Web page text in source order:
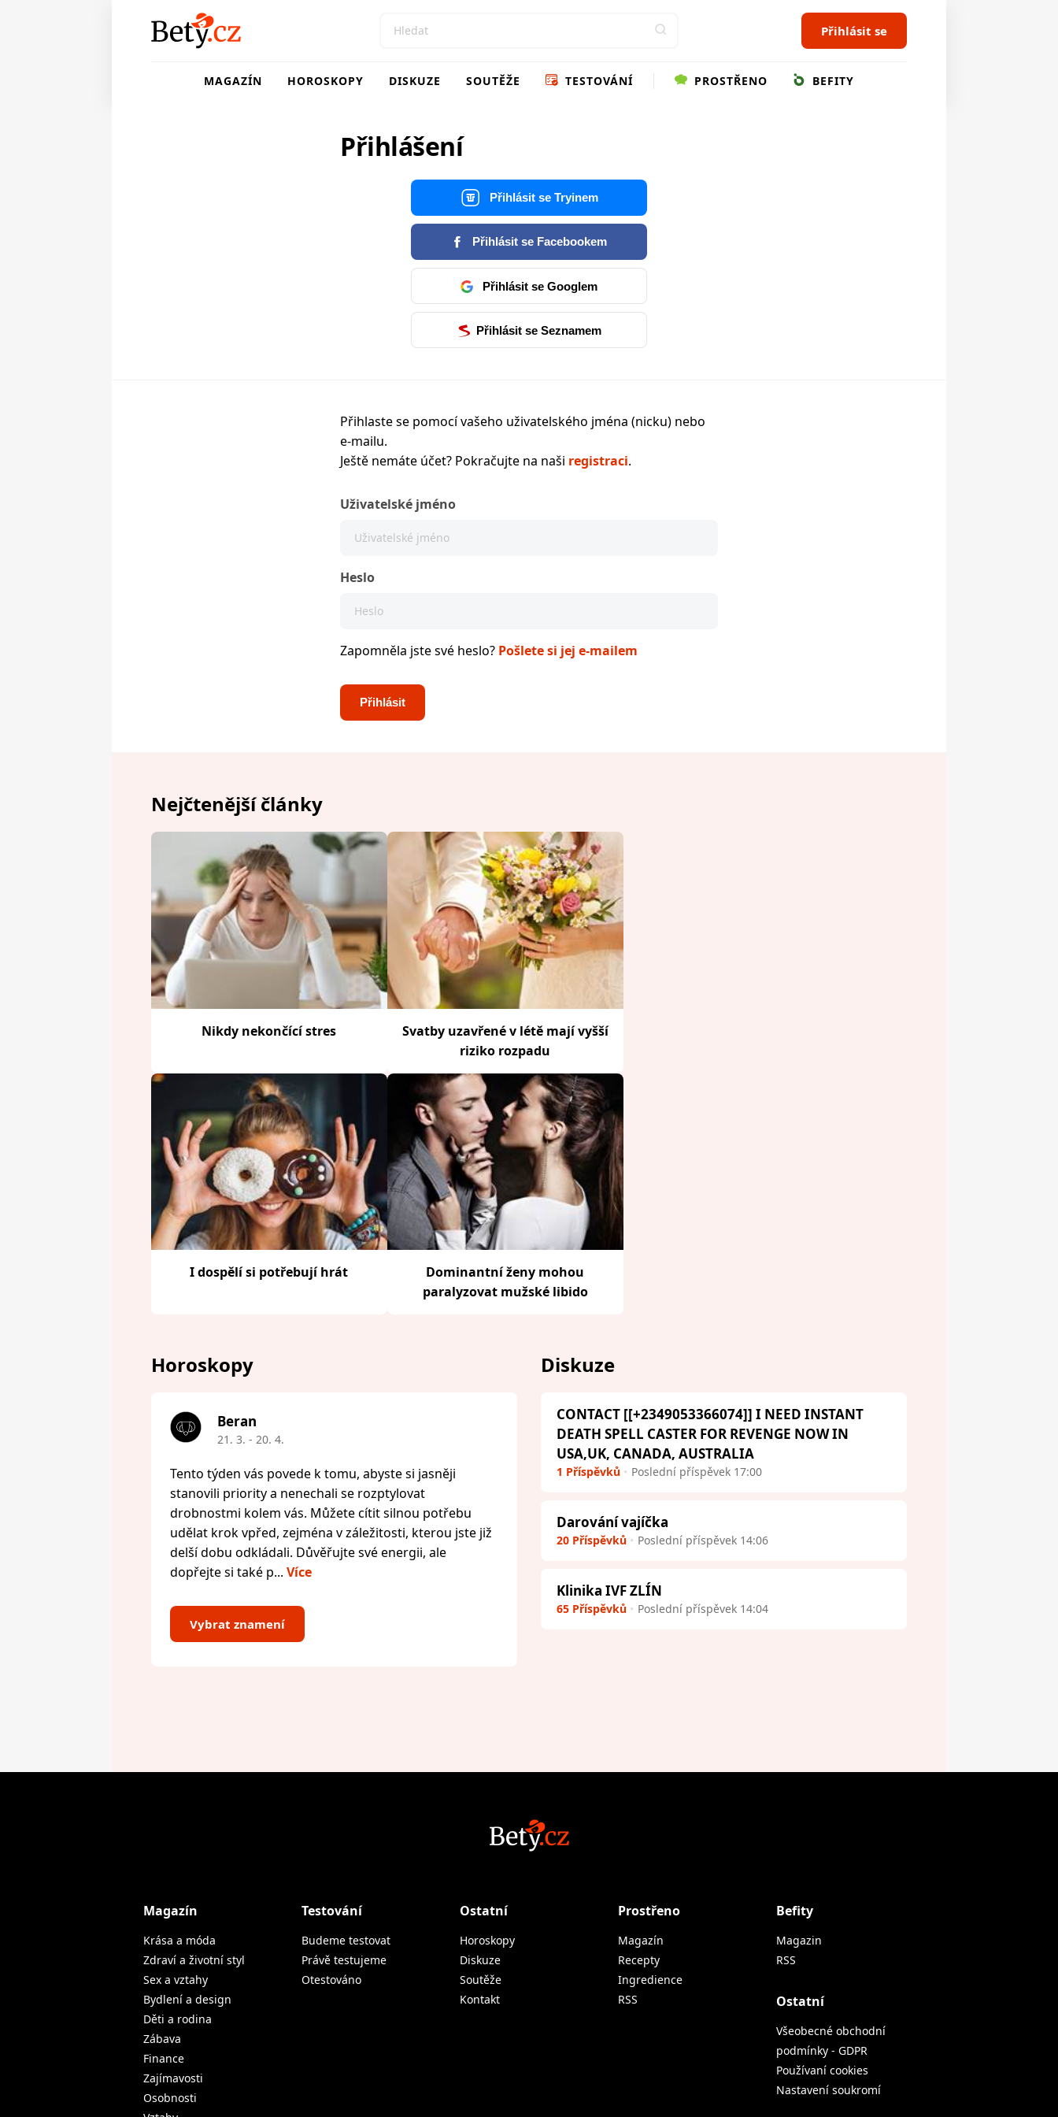
Přihlásit se
MAGAZÍN HOROSKOPY DISKUZE SOUTĚŽE TESTOVÁNÍ PROSTŘENO BEFITY
Přihlášení
Přihlásit se Tryinem
Přihlásit se Facebookem
Přihlásit se Googlem
Přihlásit se Seznamem
Přihlaste se pomocí vašeho uživatelského jména (nicku) nebo
e-mailu.
Ještě nemáte účet? Pokračujte na naši registraci.
Uživatelské jméno
Heslo
Zapomněla jste své heslo? Pošlete si jej e-mailem
Nejčtenější články
Nikdy nekončící stres
Svatby uzavřené v létě mají vyšší
riziko rozpadu
I dospělí si potřebují hrát
Dominantní ženy mohou
paralyzovat mužské libido
Horoskopy
Beran
21. 3. - 20. 4.
Tento týden vás povede k tomu, abyste si jasněji
stanovili priority a nenechali se rozptylovat
drobnostmi kolem vás. Můžete cítit silnou potřebu
udělat krok vpřed, zejména v záležitosti, kterou jste již
delší dobu odkládali. Důvěřujte své energii, ale
dopřejte si také p... Více
Vybrat znamení
Diskuze
CONTACT [[+2349053366074]] I NEED INSTANT
DEATH SPELL CASTER FOR REVENGE NOW IN
USA,UK, CANADA, AUSTRALIA
1 Příspěvků Poslední příspěvek 17:00
Darování vajíčka
20 Příspěvků Poslední příspěvek 14:06
Klinika IVF ZLÍN
65 Příspěvků Poslední příspěvek 14:04
Magazín
Krása a móda
Zdraví a životní styl
Sex a vztahy
Bydlení a design
Děti a rodina
Zábava
Finance
Zajímavosti
Osobnosti
Testování
Budeme testovat
Právě testujeme
Otestováno
Ostatní
Horoskopy
Diskuze
Soutěže
Kontakt
Prostřeno
Magazín
Recepty
Ingredience
RSS
Befity
Magazin
RSS
Ostatní
Všeobecné obchodní
podmínky - GDPR
Používaní cookies
Nastavení soukromí